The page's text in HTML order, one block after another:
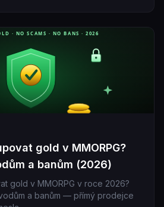
gold v MMORPG?
a banům (2026)
gold v MMORPG v roce 2026?
a banům — přímý prodejce